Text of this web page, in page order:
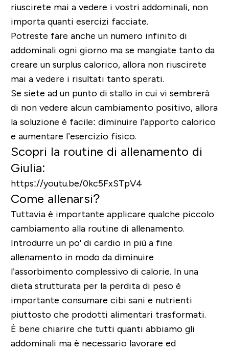
riuscirete mai a vedere i vostri addominali, non
importa quanti esercizi facciate.
Potreste fare anche un numero infinito di
addominali ogni giorno ma se mangiate tanto da
creare un surplus calorico, allora non riuscirete
mai a vedere i risultati tanto sperati.
Se siete ad un punto di stallo in cui vi sembrerà
di non vedere alcun cambiamento positivo, allora
la soluzione è facile: diminuire l’apporto calorico
e aumentare l’esercizio fisico.
Scopri la routine di allenamento di
Giulia:
https://youtu.be/0kc5FxSTpV4
Come allenarsi?
Tuttavia è importante applicare qualche piccolo
cambiamento alla routine di allenamento.
Introdurre un po' di cardio in più a fine
allenamento in modo da diminuire
l’assorbimento complessivo di calorie. In una
dieta strutturata per la perdita di peso è
importante consumare cibi sani e nutrienti
piuttosto che prodotti alimentari trasformati.
È bene chiarire che tutti quanti abbiamo gli
addominali ma è necessario lavorare ed